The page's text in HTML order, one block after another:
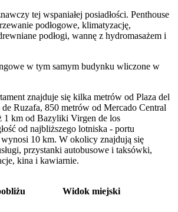
tej wspaniałej posiadłości. Penthouse
podłogowe, klimatyzację,
podłogi, wannę z hydromasażem i
w tym samym budynku wliczone w
znajduje się kilka metrów od Plaza del
Ruzafa, 850 metrów od Mercado Central
1 km od Bazyliki Virgen de los
od najbliższego lotniska - portu
10 km. W okolicy znajdują się
przystanki autobusowe i taksówki,
kina i kawiarnie.
Widok miejski